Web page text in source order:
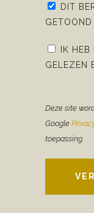
DIT
IK HEB
GELEZEN
Deze site
Google
toepassing.